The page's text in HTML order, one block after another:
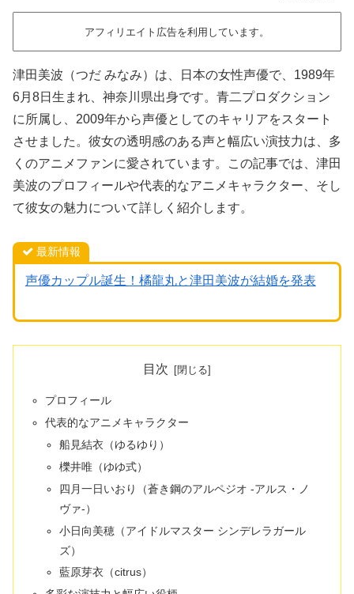
アフィリエイト広告を利用しています。
津田美波（つだ みなみ）は、日本の女性声優で、1989年
6月8日生まれ、神奈川県出身です。青二プロダクション
に所属し、2009年から声優としてのキャリアをスタート
させました。彼女の透明感のある声と幅広い演技力は、多
くのアニメファンに愛されています。この記事では、津田
美波のプロフィールや代表的なアニメキャラクター、そし
て彼女の魅力について詳しく紹介します。
最新情報
声優カップル誕生！橘龍丸と津田美波が結婚を発表
目次
プロフィール
代表的なアニメキャラクター
船見結衣（ゆるゆり）
櫟井唯（ゆゆ式）
四月一日いおり（蒼き鋼のアルペジオ -アルス・ノ
ヴァ-）
小日向美穂（アイドルマスター シンデレラガール
ズ）
藍原芽衣（citrus）